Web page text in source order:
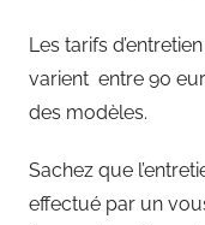
Les tarifs
varient entre 90
des modèles.
Sachez que
effectué par un